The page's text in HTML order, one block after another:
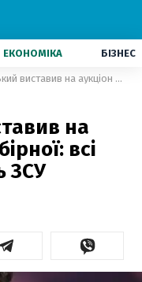
ЕКОНОМІКА БІЗНЕС
Левандовський виставив на аукціон футболку збірної: всі кошти перерахують ЗСУ
на
всі
ЗСУ